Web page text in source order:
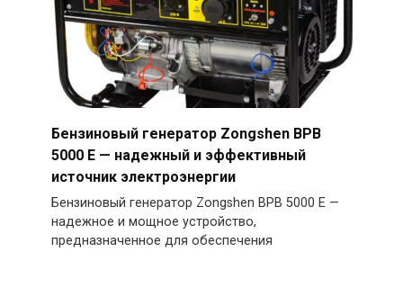
Бензиновый генератор Zongshen BPB
5000 E — надежный и эффективный
источник электроэнергии
Бензиновый генератор Zongshen BPB 5000 E —
надежное и мощное устройство,
предназначенное для обеспечения